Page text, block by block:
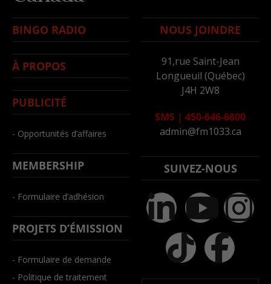
BINGO RADIO
À PROPOS
PUBLICITÉ
- Opportunités d’affaires
MEMBERSHIP
- Formulaire d’adhésion
PROJETS D’ÉMISSION
- Formulaire de demande
- Politique de traitement
NOUS JOINDRE
91,rue Saint-Jean
Longueuil (Québec)
J4H 2W8
SMS | 450-646-6800
admin@fm1033.ca
SUIVEZ-NOUS